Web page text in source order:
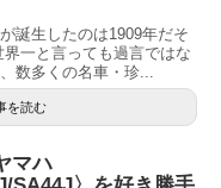
誕生したのは1909年だそ
一と言っても過言ではな
数多くの名車・珍...
を読む
マハ